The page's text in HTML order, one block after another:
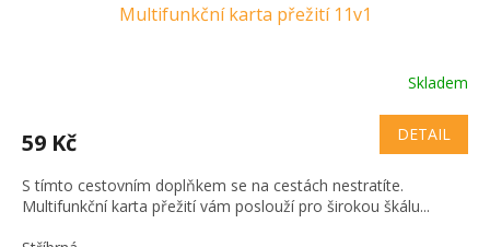
Multifunkční karta přežití 11v1
Skladem
59 Kč DETAIL
S tímto cestovním doplňkem se na cestách nestratíte.
Multifunkční karta přežití vám poslouží pro širokou škálu...